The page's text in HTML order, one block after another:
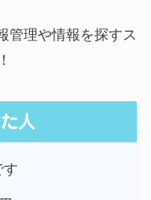
管理や情報を探すス
人
す